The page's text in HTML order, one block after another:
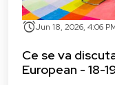
alarmJun 18, 2026, 4:06
Ce se va
European - 18-